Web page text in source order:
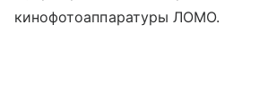
кинофотоаппаратуры ЛОМО.